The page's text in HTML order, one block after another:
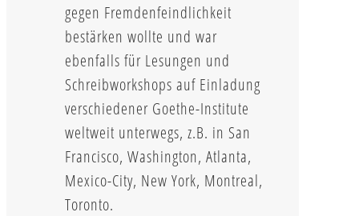
gegen Fremdenfeindlichkeit
bestärken wollte und war
ebenfalls für Lesungen und
Schreibworkshops auf Einladung
verschiedener Goethe-Institute
weltweit unterwegs, z.B. in San
Francisco, Washington, Atlanta,
Mexico-City, New York, Montreal,
Toronto.